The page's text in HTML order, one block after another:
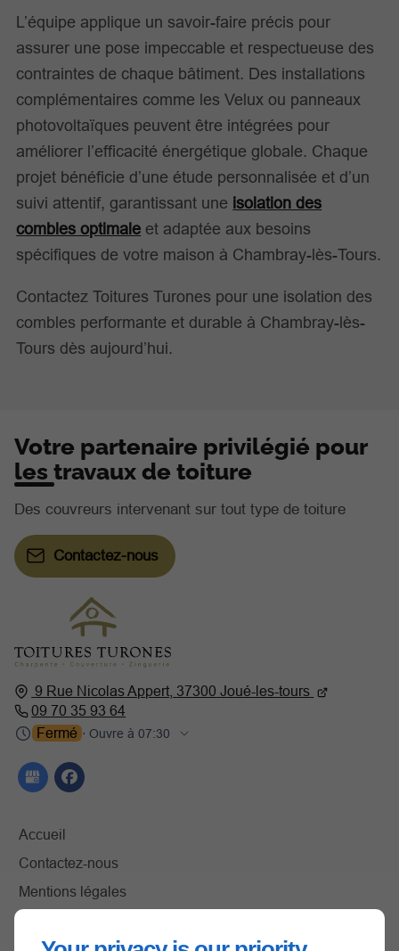
L’équipe applique un savoir-faire précis pour
assurer une pose impeccable et respectueuse des
contraintes de chaque bâtiment. Des installations
complémentaires comme les Velux ou panneaux
photovoltaïques peuvent être intégrées pour
améliorer l’efficacité énergétique globale. Chaque
projet bénéficie d’une étude personnalisée et d’un
suivi attentif, garantissant une isolation des
combles optimale et adaptée aux besoins
spécifiques de votre maison à Chambray-lès-Tours.
Contactez Toitures Turones pour une isolation des
combles performante et durable à Chambray-lès-
Tours dès aujourd’hui.
9 Rue Nicolas Appert, 37300 Joué-les-tours
09 70 35 93 64
Fermé ⋅ Ouvre à 07:30
Accueil
Contactez-nous
Mentions légales
Votre partenaire privilégié pour
les travaux de toiture
Des couvreurs intervenant sur tout type de toiture
Contactez-nous